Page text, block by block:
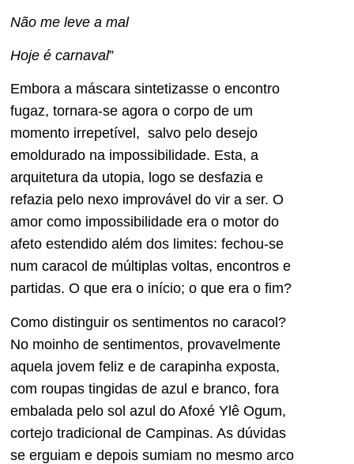
Não me leve a mal
Hoje é carnaval”
Embora a máscara sintetizasse o encontro
fugaz, tornara-se agora o corpo de um
momento irrepetível, salvo pelo desejo
emoldurado na impossibilidade. Esta, a
arquitetura da utopia, logo se desfazia e
refazia pelo nexo improvável do vir a ser. O
amor como impossibilidade era o motor do
afeto estendido além dos limites: fechou-se
num caracol de múltiplas voltas, encontros e
partidas. O que era o início; o que era o fim?
Como distinguir os sentimentos no caracol?
No moinho de sentimentos, provavelmente
aquela jovem feliz e de carapinha exposta,
com roupas tingidas de azul e branco, fora
embalada pelo sol azul do Afoxé Ylê Ogum,
cortejo tradicional de Campinas. As dúvidas
se erguiam e depois sumiam no mesmo arco